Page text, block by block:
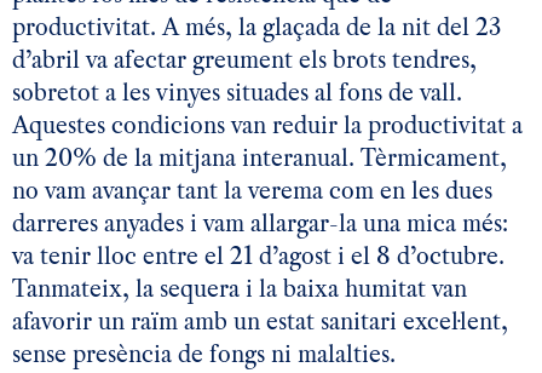
productivitat. A més, la glaçada de la nit del 23
d’abril va afectar greument els brots tendres,
sobretot a les vinyes situades al fons de vall.
Aquestes condicions van reduir la productivitat a
un 20% de la mitjana interanual. Tèrmicament,
no vam avançar tant la verema com en les dues
darreres anyades i vam allargar-la una mica més:
va tenir lloc entre el 21 d’agost i el 8 d’octubre.
Tanmateix, la sequera i la baixa humitat van
afavorir un raïm amb un estat sanitari excel·lent,
sense presència de fongs ni malalties.